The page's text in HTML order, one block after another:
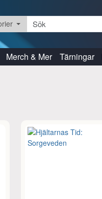
Merch & Mer Tärningar